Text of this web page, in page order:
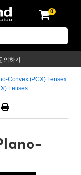
0
의하기
Convex (PCX) Lenses
Lenses